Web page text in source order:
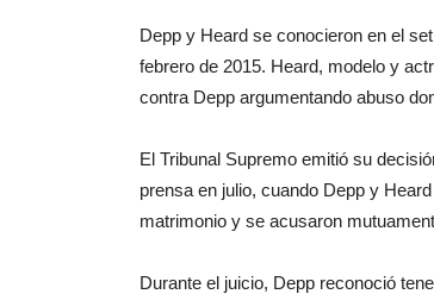
Depp y Heard se conocieron en el
febrero de 2015. Heard, modelo y
contra Depp argumentando abuso
El Tribunal Supremo emitió su
prensa en julio, cuando Depp y
matrimonio y se acusaron
Durante el juicio, Depp reconoció